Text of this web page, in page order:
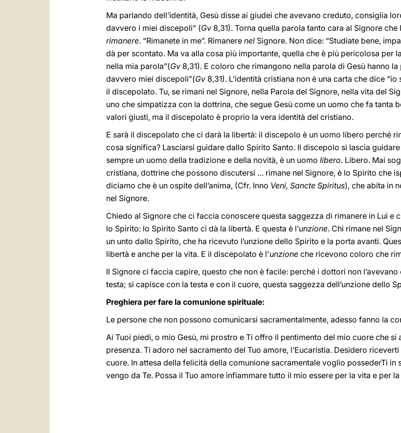
Ma parlando dell’identità, Gesù disse ai giudei che avevano creduto, consiglia
davvero i miei discepoli” (Gv 8,31). Torna quella parola tanto cara al Signore
rimanere. “Rimanete in me”. Rimanere nel Signore. Non dice: “Studiate bene,
dà per scontato. Ma va alla cosa più importante, quella che è più pericolosa per
nella mia parola”(Gv 8,31). E coloro che rimangono nella parola di Gesù hanno
davvero miei discepoli”(Gv 8,31). L’identità cristiana non è una carta che dice
il discepolato. Tu, se rimani nel Signore, nella Parola del Signore, nella vita del
uno che simpatizza con la dottrina, che segue Gesù come un uomo che fa tanta
valori giusti, ma il discepolato è proprio la vera identità del cristiano.
E sarà il discepolato che ci darà la libertà: il discepolo è un uomo libero perché
cosa significa? Lasciarsi guidare dallo Spirito Santo. Il discepolo si lascia
sempre un uomo della tradizione e della novità, è un uomo libero. Libero. Mai
cristiana, dottrine che possono discutersi … rimane nel Signore, è lo Spirito che
diciamo che è un ospite dell’anima, (Cfr. Inno Veni, Sancte Spiritus), che abita in
nel Signore.
Chiedo al Signore che ci faccia conoscere questa saggezza di rimanere in Lui
lo Spirito: lo Spirito Santo ci dà la libertà. E questa è l’unzione. Chi rimane nel
un unto dallo Spirito, che ha ricevuto l’unzione dello Spirito e la porta avanti.
libertà e anche per la vita. E il discepolato è l'unzione che ricevono coloro che
Il Signore ci faccia capire, questo che non è facile: perché i dottori non
testa; si capisce con la testa e con il cuore, questa saggezza dell’unzione dello
Preghiera per fare la comunione spirituale:
Le persone che non possono comunicarsi sacramentalmente, adesso fanno la
Ai Tuoi piedi, o mio Gesù, mi prostro e Ti offro il pentimento del mio cuore che si
presenza. Ti adoro nel sacramento del Tuo amore, l’Eucaristia. Desidero
cuore. In attesa della felicità della comunione sacramentale voglio possederTi in
vengo da Te. Possa il Tuo amore infiammare tutto il mio essere per la vita e per